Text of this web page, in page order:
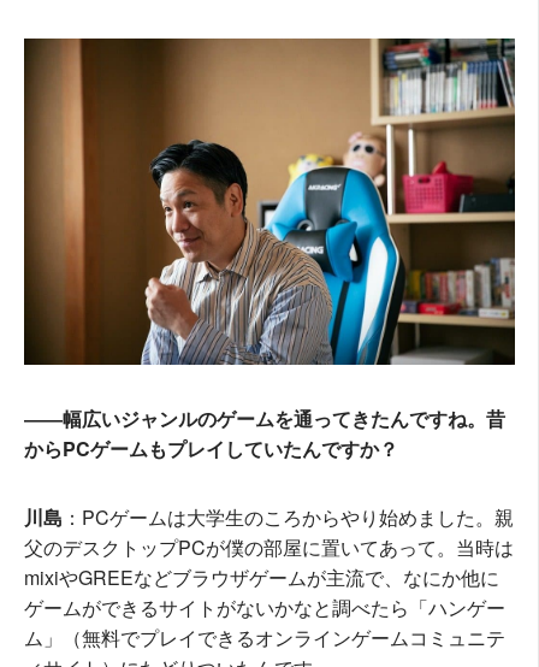
――幅広いジャンルのゲームを通ってきたんですね。昔
からPCゲームもプレイしていたんですか？
川島 ：PCゲームは大学生のころからやり始めました。親
父のデスクトップPCが僕の部屋に置いてあって。当時は
mixiやGREEなどブラウザゲームが主流で、なにか他に
ゲームができるサイトがないかなと調べたら「ハンゲー
ム」（無料でプレイできるオンラインゲームコミュニテ